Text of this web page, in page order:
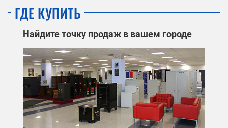
ГДЕ КУПИТЬ
Найдите точку продаж в вашем городе